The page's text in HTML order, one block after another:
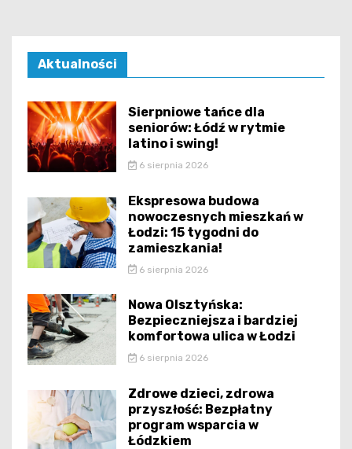
Aktualności
Sierpniowe tańce dla
seniorów: Łódź w rytmie
latino i swing!
6 sierpnia 2026
Ekspresowa budowa
nowoczesnych mieszkań w
Łodzi: 15 tygodni do
zamieszkania!
6 sierpnia 2026
Nowa Olsztyńska:
Bezpieczniejsza i bardziej
komfortowa ulica w Łodzi
6 sierpnia 2026
Zdrowe dzieci, zdrowa
przyszłość: Bezpłatny
program wsparcia w
Łódzkiem